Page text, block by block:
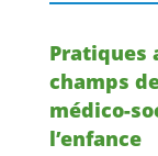
Pratiques
champs
médico-
l’enfance